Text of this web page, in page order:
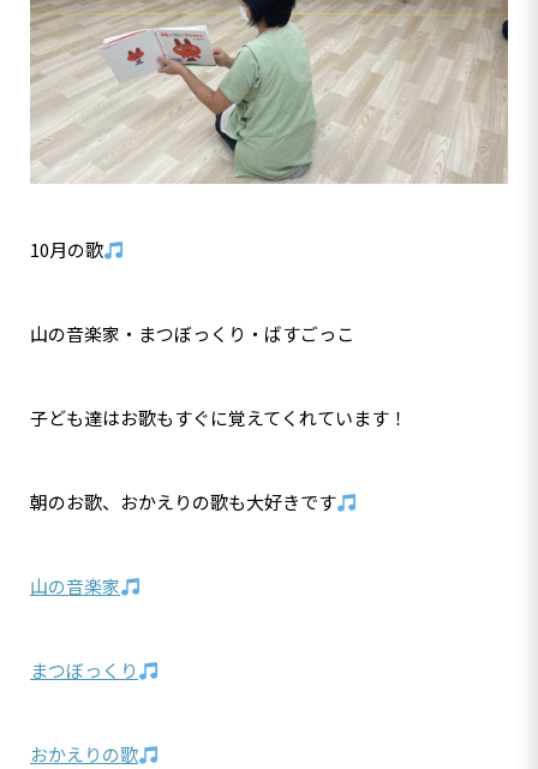
10月の歌
山の音楽家・まつぼっくり・ばすごっこ
子ども達はお歌もすぐに覚えてくれています！
朝のお歌、おかえりの歌も大好きです
山の音楽家
まつぼっくり
おかえりの歌